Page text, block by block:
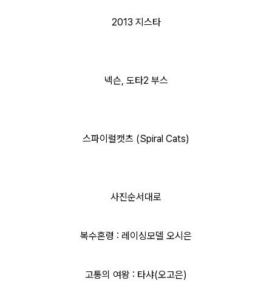
2013 지스타
넥슨, 도타2 부스
스파이럴캣츠 (Spiral Cats)
사진순서대로
복수혼령 : 레이싱모델 오시은
고통의 여왕 : 타샤(오고은)